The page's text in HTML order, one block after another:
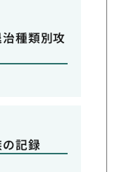
種類別攻
記録